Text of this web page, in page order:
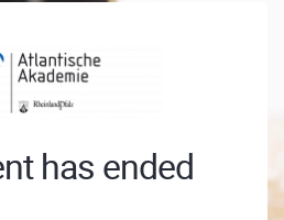
has ended